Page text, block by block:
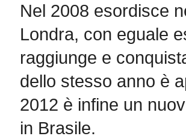
Nel 2008 esordisce
Londra, con eguale
raggiunge e
dello stesso anno è
2012 è infine un
in Brasile.